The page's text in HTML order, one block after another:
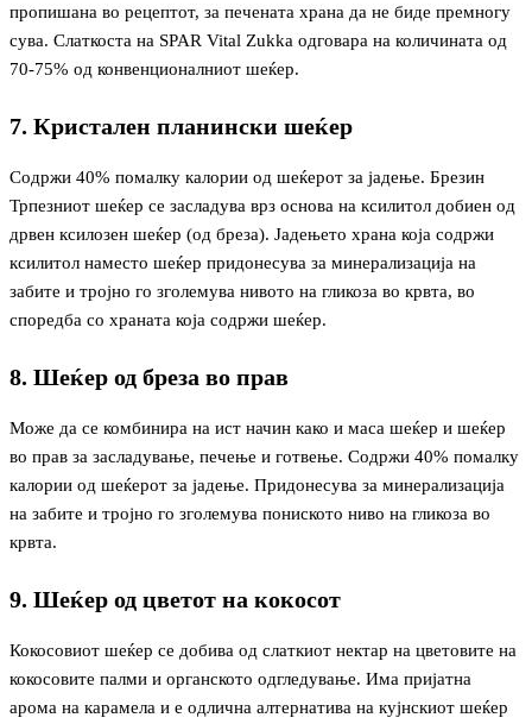
пропишана во рецептот, за печената храна да не биде премногу
сува. Слаткоста на SPAR Vital Zukka одговара на количината од
70-75% од конвенционалниот шеќер.
7. Кристален планински шеќер
Содржи 40% помалку калории од шеќерот за јадење. Брезин
Трпезниот шеќер се засладува врз основа на ксилитол добиен од
дрвен ксилозен шеќер (од бреза). Јадењето храна која содржи
ксилитол наместо шеќер придонесува за минерализација на
забите и тројно го зголемува нивото на гликоза во крвта, во
споредба со храната која содржи шеќер.
8. Шеќер од бреза во прав
Може да се комбинира на ист начин како и маса шеќер и шеќер
во прав за засладување, печење и готвење. Содржи 40% помалку
калории од шеќерот за јадење. Придонесува за минерализација
на забите и тројно го зголемува пониското ниво на гликоза во
крвта.
9. Шеќер од цветот на кокосот
Кокосовиот шеќер се добива од слаткиот нектар на цветовите на
кокосовите палми и органското одгледување. Има пријатна
арома на карамела и е одлична алтернатива на кујнскиот шеќер